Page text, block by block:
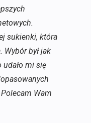
sukienki, która
Wybór był jak
udało mi się
Wam